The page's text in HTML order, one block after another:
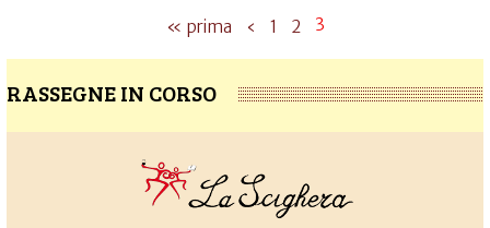
« prima ‹ 1 2 3
RASSEGNE IN CORSO